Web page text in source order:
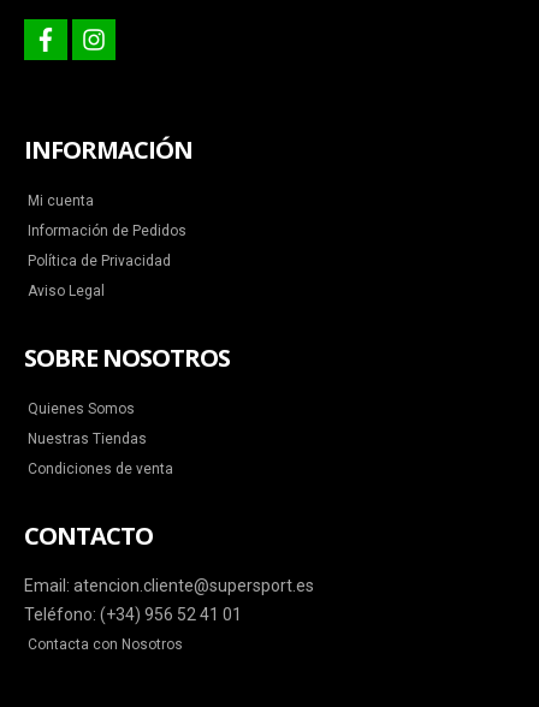
facebookinstagram
INFORMACIÓN
Mi cuenta
Información de Pedidos
Política de Privacidad
Aviso Legal
SOBRE NOSOTROS
Quienes Somos
Nuestras Tiendas
Condiciones de venta
CONTACTO
Email: atencion.cliente@supersport.es
Teléfono: (+34) 956 52 41 01
Contacta con Nosotros